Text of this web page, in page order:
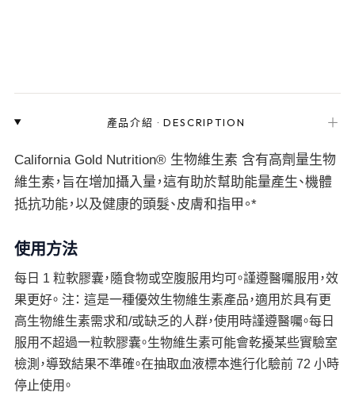
產品介紹 ·DESCRIPTION ＋
California Gold Nutrition® 生物維生素 含有高劑量生物
維生素，旨在增加攝入量，這有助於幫助能量產生、機體
抵抗功能，以及健康的頭髮、皮膚和指甲。*
使用方法
每日 1 粒軟膠囊，隨食物或空腹服用均可。謹遵醫囑服用，效
果更好。 注： 這是一種優效生物維生素產品，適用於具有更
高生物維生素需求和/或缺乏的人群，使用時謹遵醫囑。每日
服用不超過一粒軟膠囊。生物維生素可能會乾擾某些實驗室
檢測，導致結果不準確。在抽取血液標本進行化驗前 72 小時
停止使用。